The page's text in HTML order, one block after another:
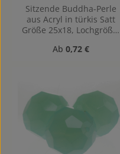
Sitzende Buddha-Perle
aus Acryl in türkis Satt
Größe 25x18, Lochgröße:
nach unten) gebohrt ideal
spirituellen Kollektionen.
Die klare Silhouette mit
feinen Details unterstützt
vielseitige
Gestaltungskonzepte im
professionellen Umfeld.
Regulärer Preis:
Ab 0,72 €